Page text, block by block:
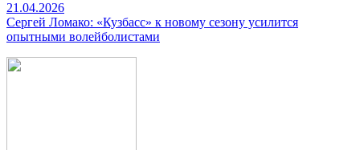
21.04.2026
Сергей Ломако: «Кузбасс» к новому сезону усилится
опытными волейболистами